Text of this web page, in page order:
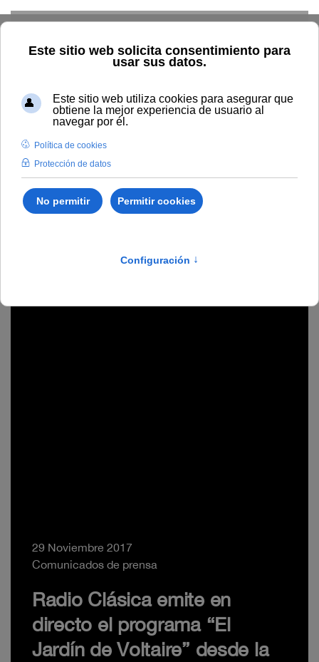
29 Noviembre 2017
Comunicados de prensa
Radio Clásica emite en
directo el programa “El
Jardín de Voltaire” desde la